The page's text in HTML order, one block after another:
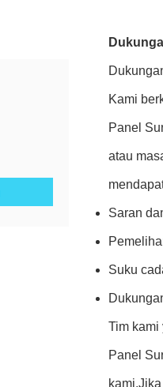
Kami
Panel
atau
Saran
Suku
Tim kami
Panel